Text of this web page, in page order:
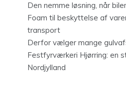
Den nemme løsning, når
Foam til beskyttelse af
transport
Derfor vælger mange
Festfyrværkeri Hjørring: en
Nordjylland